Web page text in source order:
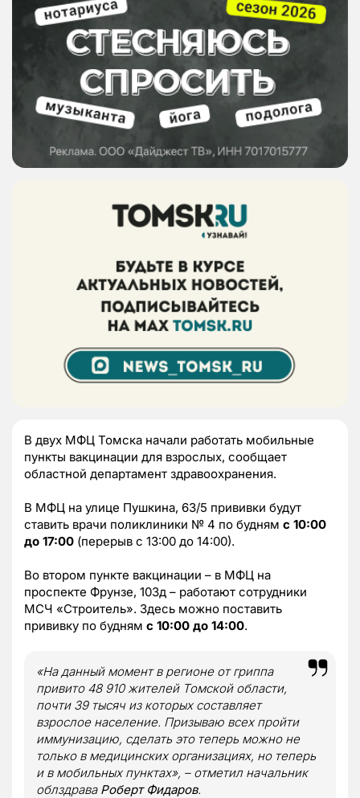
В двух МФЦ Томска начали работать мобильные
пункты вакцинации для взрослых, сообщает
областной департамент здравоохранения.
В МФЦ на улице Пушкина, 63/5 прививки будут
ставить врачи поликлиники № 4 по будням с 10:00
до 17:00 (перерыв с 13:00 до 14:00).
Во втором пункте вакцинации – в МФЦ на
проспекте Фрунзе, 103д – работают сотрудники
МСЧ «Строитель». Здесь можно поставить
прививку по будням с 10:00 до 14:00.
«На данный момент в регионе от гриппа
привито 48 910 жителей Томской области,
почти 39 тысяч из которых составляет
взрослое население. Призываю всех пройти
иммунизацию, сделать это теперь можно не
только в медицинских организациях, но теперь
и в мобильных пунктах», – отметил начальник
облздрава Роберт Фидаров.